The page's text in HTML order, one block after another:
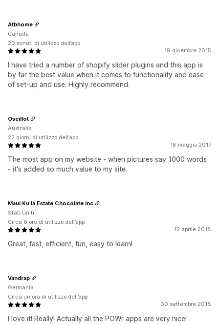
19 dicembre 2015
I have tried a number of shopify slider plugins and this app is
by far the best value when it comes to functionality and ease
of set-up and use. Highly recommend.
Atbhome
Canada
20 minuti di utilizzo dell’app
18 maggio 2017
The most app on my website - when pictures say 1000 words
- it's added so much value to my site.
Oscillot
Australia
22 giorni di utilizzo dell’app
12 aprile 2018
Great, fast, efficient, fun, easy to learn!
Maui Ku Ia Estate Chocolate Inc
Stati Uniti
Circa 6 ore di utilizzo dell’app
30 settembre 2018
I love it! Really! Actually all the POWr apps are very nice!
Vandrap
Germania
Circa un'ora di utilizzo dell’app